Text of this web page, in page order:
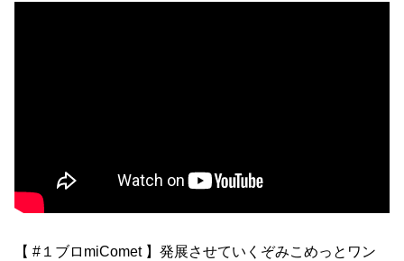
【 #１ブロmiComet 】発展させていくぞみこめっとワン